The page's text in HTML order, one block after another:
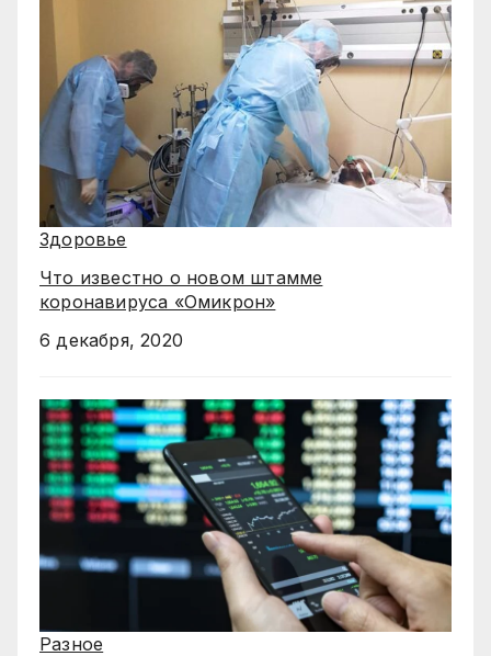
Здоровье
Что известно о новом штамме
коронавируса «Омикрон»
6 декабря, 2020
Разное